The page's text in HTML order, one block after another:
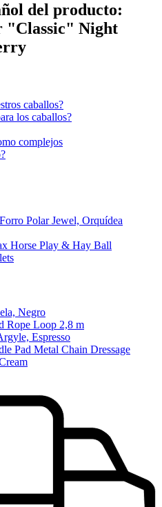
del producto:
"Classic" Night
caballos?
los caballos?
complejos
Polar Jewel, Orquídea
Horse Play & Hay Ball
Negro
Rope Loop 2,8 m
Espresso
Pad Metal Chain Dressage